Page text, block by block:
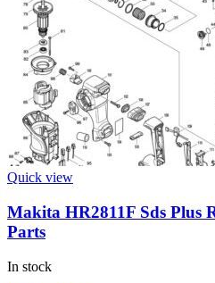
Quick view
Makita HR2811F Sds Plus
Parts
In stock